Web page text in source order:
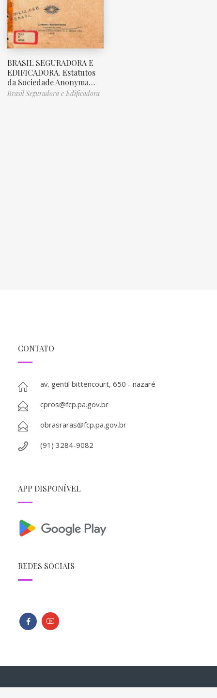
BRASIL SEGURADORA E
EDIFICADORA. Estatutos
da Sociedade Anonyma…
Brasil Seguradora e Edificadora
CONTATO
av. gentil bittencourt, 650 - nazaré
cpros@fcp.pa.gov.br
obrasraras@fcp.pa.gov.br
(91) 3284-9082
APP DISPONÍVEL
REDES SOCIAIS